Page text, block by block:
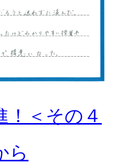
！＜その４
ら